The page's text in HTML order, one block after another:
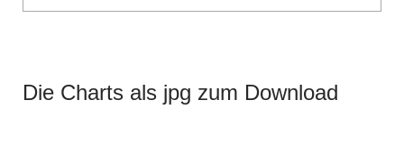
Die Charts als jpg zum Download